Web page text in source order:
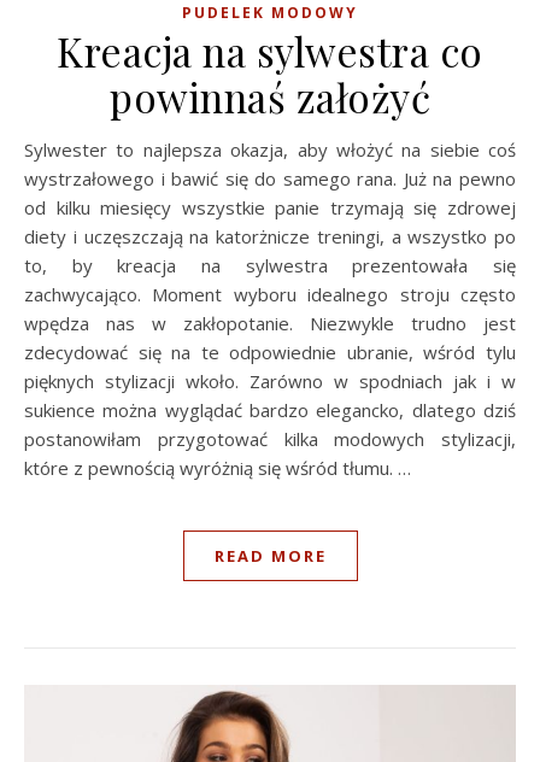
PUDELEK MODOWY
Kreacja na sylwestra co
powinnaś założyć
Sylwester to najlepsza okazja, aby włożyć na siebie coś
wystrzałowego i bawić się do samego rana. Już na pewno
od kilku miesięcy wszystkie panie trzymają się zdrowej
diety i uczęszczają na katorżnicze treningi, a wszystko po
to, by kreacja na sylwestra prezentowała się
zachwycająco. Moment wyboru idealnego stroju często
wpędza nas w zakłopotanie. Niezwykle trudno jest
zdecydować się na te odpowiednie ubranie, wśród tylu
pięknych stylizacji wkoło. Zarówno w spodniach jak i w
sukience można wyglądać bardzo elegancko, dlatego dziś
postanowiłam przygotować kilka modowych stylizacji,
które z pewnością wyróżnią się wśród tłumu. …
READ MORE